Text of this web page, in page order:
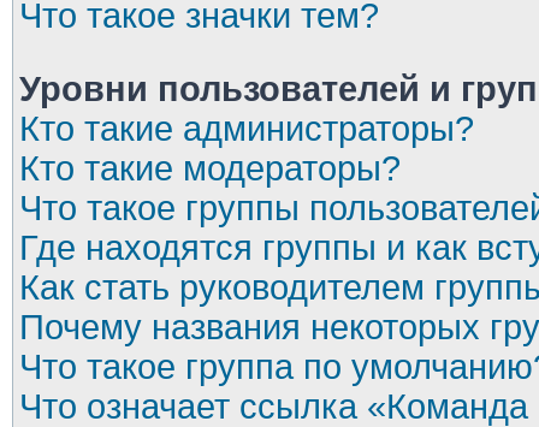
Что такое значки тем?
Уровни пользователей и
Кто такие администраторы?
Кто такие модераторы?
Что такое группы
Где находятся группы и как
Как стать руководителем
Почему названия некоторых
Что такое группа по
Что означает ссылка «Команда